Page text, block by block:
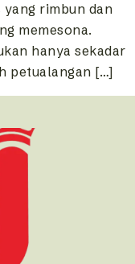
yang rimbun dan
memesona.
hanya sekadar
petualangan […]